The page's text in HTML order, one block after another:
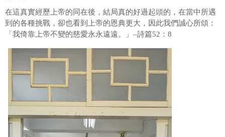
在這真實經歷上帝的同在後，結局真的好過起頭的，在當中所遇
到的各種挑戰，卻也看到上帝的恩典更大，因此我們誠心所頌：
「我倚靠上帝不變的慈愛永永遠遠。」–詩篇52：8